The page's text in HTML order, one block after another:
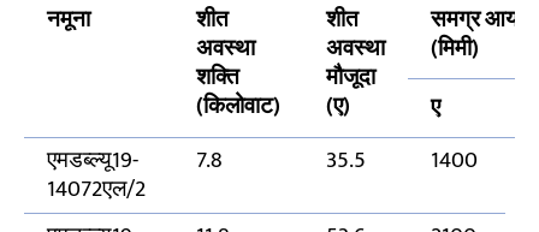
नमूना शीत
अवस्था
शक्ति
(किलोवाट)
शीत
अवस्था
मौजूदा
(ए)
समग्र आयाम
(मिमी)
ए
एमडब्ल्यू19-
14072एल/2
7.8 35.5 1400